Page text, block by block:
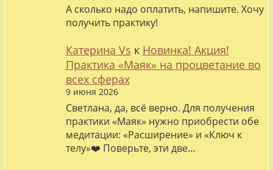
А сколько надо оплатить, напишите. Хочу
получить практику!
Катерина Vs к Новинка! Акция!
Практика «Маяк» на процветание во
всех сферах
9 июня 2026
Светлана, да, всё верно. Для получения
практики «Маяк» нужно приобрести обе
медитации: «Расширение» и «Ключ к
телу»❤️ Поверьте, эти две…